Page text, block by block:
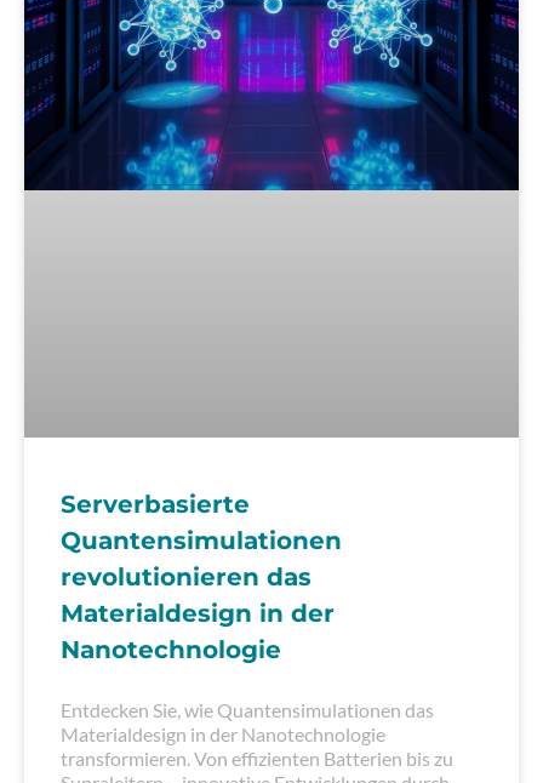
Serverbasierte
Quantensimulationen
revolutionieren das
Materialdesign in der
Nanotechnologie
Entdecken Sie, wie Quantensimulationen das
Materialdesign in der Nanotechnologie
transformieren. Von effizienten Batterien bis zu